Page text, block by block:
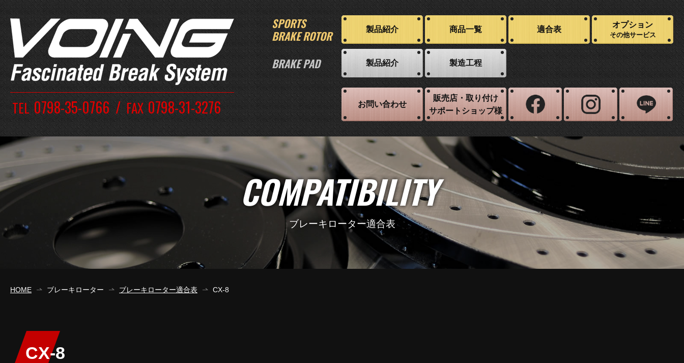
TEL 0798-35-0766 FAX 0798-31-3276
SPORTS
BRAKE ROTOR
製品紹介 商品一覧 適合表
オプション
その他サービス
BRAKE PAD 製品紹介 製造工程
お問い合わせ
販売店・取り付け
サポートショップ様
COMPATIBILITY
ブレーキローター適合表
HOME ブレーキローター ブレーキローター適合表 CX-8
CX-8